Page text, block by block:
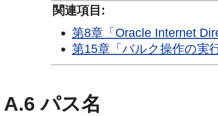
関連項目:
第8章「Oracle Internet
第15章「バルク操作の実
A.6 パス名